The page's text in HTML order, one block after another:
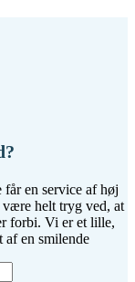
en service af høj
helt tryg ved, at
forbi. Vi er et lille,
af en smilende